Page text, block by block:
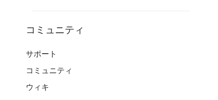
コミュニティ
サポート
コミュニティ
ウィキ